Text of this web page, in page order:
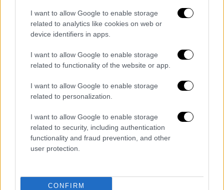
I want to allow Google to enable storage
related to analytics like cookies on web or
device identifiers in apps.
I want to allow Google to enable storage
related to functionality of the website or app.
I want to allow Google to enable storage
related to personalization.
I want to allow Google to enable storage
related to security, including authentication
functionality and fraud prevention, and other
user protection.
CONFIRM
Από τον ΠΑΟΚ ζητούν να οδηγηθούν ο
δράστης ή οι δράστες στη δικαιοσύνη και να